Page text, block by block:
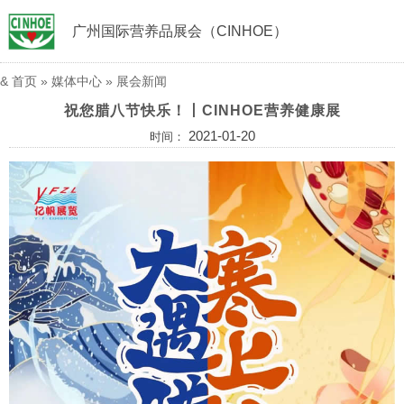
广州国际营养品展会（CINHOE）
& 首页 » 媒体中心 » 展会新闻
祝您腊八节快乐！丨CINHOE营养健康展
时间： 2021-01-20